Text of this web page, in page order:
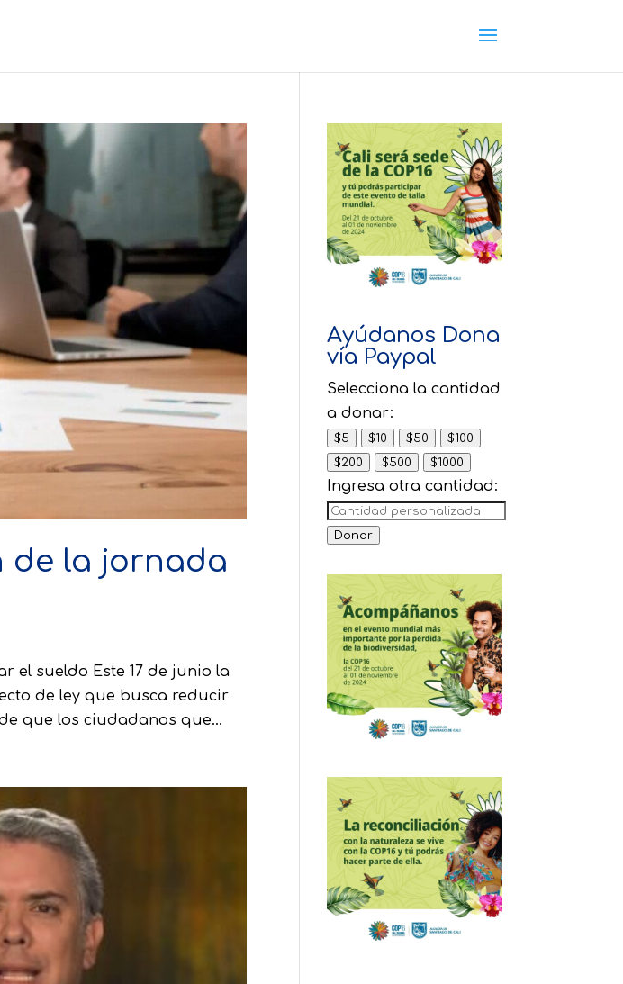
de la jornada
el sueldo Este 17 de junio la
de ley que busca reducir
que los ciudadanos que...
Ayúdanos Dona
vía Paypal
Selecciona la cantidad
a donar:
$5 $10 $50
$100
$200
$500 $1000
Ingresa otra cantidad:
Donar